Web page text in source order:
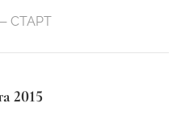
СТАРТ
2015